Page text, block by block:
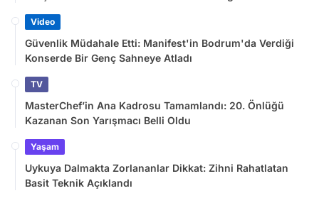
Video
Güvenlik Müdahale Etti: Manifest'in Bodrum'da Verdiği
Konserde Bir Genç Sahneye Atladı
TV
MasterChef’in Ana Kadrosu Tamamlandı: 20. Önlüğü
Kazanan Son Yarışmacı Belli Oldu
Yaşam
Uykuya Dalmakta Zorlananlar Dikkat: Zihni Rahatlatan
Basit Teknik Açıklandı